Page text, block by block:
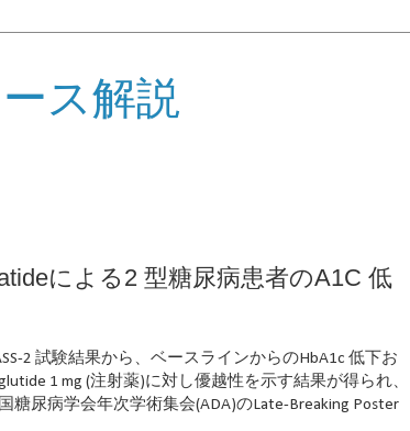
ス解説
による2 型糖尿病患者のA1C 低
2 試験結果から、ベースラインからのHbA1c 低下お
1 mg (注射薬)に対し優越性を示す結果が得られ、
糖尿病学会年次学術集会(ADA)のLate-Breaking Poster